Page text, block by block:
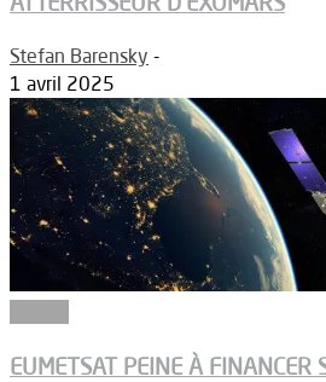
Stefan Barensky -
1 avril 2025
EUMETSAT PEINE À FINANCER